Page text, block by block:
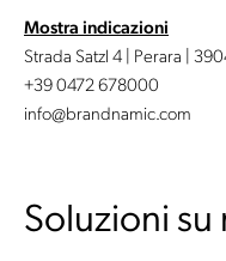
Mostra indicazioni
Strada Satzl 4 | Perara |
+39 0472 678000
info@brandnamic.com
Soluzioni su